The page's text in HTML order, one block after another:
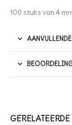
100 stuks van 4